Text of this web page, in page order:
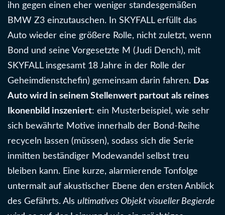
ihn gegen einen eher weniger standesgemäßen
BMW Z3 einzutauschen. In SKYFALL erfüllt das
Auto wieder eine größere Rolle, nicht zuletzt, wenn
Bond und seine Vorgesetzte M (Judi Dench), mit
SKYFALL insgesamt 18 Jahre in der Rolle der
Geheimdienstchefin) gemeinsam darin fahren. Das
Auto wird in seinem Stellenwert partout als reines
Ikonenbild inszeniert: ein Musterbeispiel, wie sehr
sich bewährte Motive innerhalb der Bond-Reihe
recyceln lassen (müssen), sodass sich die Serie
inmitten beständiger Modewandel selbst treu
bleiben kann. Eine kurze, alarmierende Tonfolge
untermalt auf akustischer Ebene den ersten Anblick
des Gefährts. Als ultimatives Objekt visueller Begierde